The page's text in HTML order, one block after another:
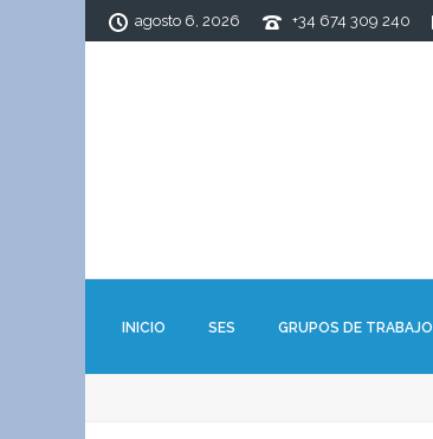
agosto 6, 2026 +34 674 309 240
INICIO SES GRUPOS DE TRABAJO